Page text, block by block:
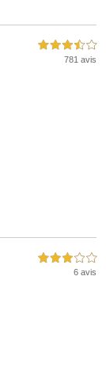
3,5 étoiles sur 5
781 avis
3,0 étoiles sur 5
6 avis